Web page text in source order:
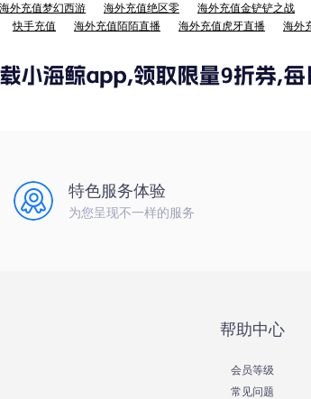
海外充值梦幻西游 海外充值绝区零 海外充值金铲铲之战
快手充值 海外充值陌陌直播 海外充值虎牙直播 海外
特色服务体验
为您呈现不一样的服务
帮助中心
会员等级
常见问题